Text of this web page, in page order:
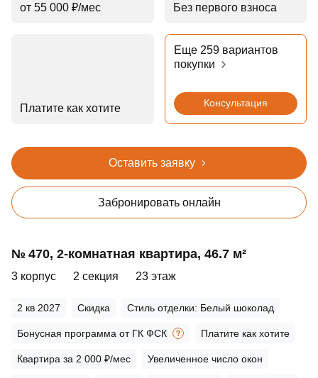
от 55 000 ₽⁠/⁠мес
Без первого взноса
Платите как хотите
Еще 259 вариантов
покупки
Консультация
Оставить заявку
Забронировать онлайн
№ 470, 2‑комнатная квартира, 46.7 м²
3 корпус 2 секция 23 этаж
2 кв 2027 Скидка Стиль отделки: Белый шоколад
Бонусная программа от ГК ФСК Платите как хотите
Квартира за 2 000 ₽/мес Увеличенное число окон